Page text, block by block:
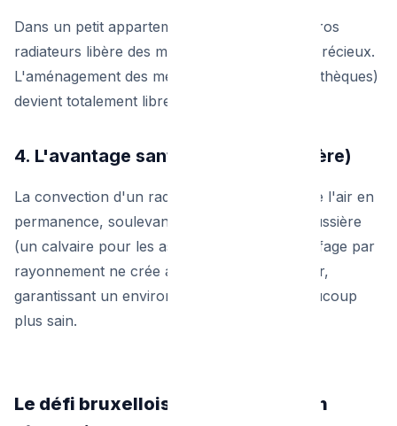
Dans un petit appartement urbain, retirer 3 gros
radiateurs libère des mètres carrés de murs précieux.
L'aménagement des meubles (canapés, bibliothèques)
devient totalement libre.
4. L'avantage santé (Pas de poussière)
La convection d'un radiateur classique brasse l'air en
permanence, soulevant des particules de poussière
(un calvaire pour les asthmatiques). Le chauffage par
rayonnement ne crée aucun mouvement d'air,
garantissant un environnement intérieur beaucoup
plus sain.
Le défi bruxellois : L'installation en